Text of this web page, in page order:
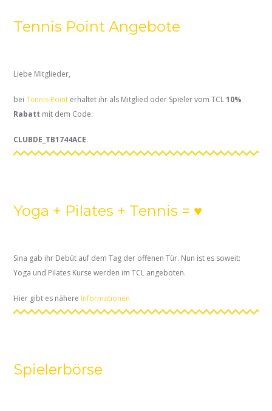
Tennis Point Angebote
Liebe Mitglieder,
beiTennis Point erhaltet ihr als Mitglied oder Spieler vom TCL10%
Rabatt mit dem Code:
CLUBDE_TB1744ACE.
Yoga + Pilates + Tennis = ♥
Sina gab ihr Debüt auf dem Tag der offenen Tür. Nun ist es soweit:
Yoga und Pilates Kurse werden im TCL angeboten.
Hier gibt es nähere Informationen.
Spielerbörse